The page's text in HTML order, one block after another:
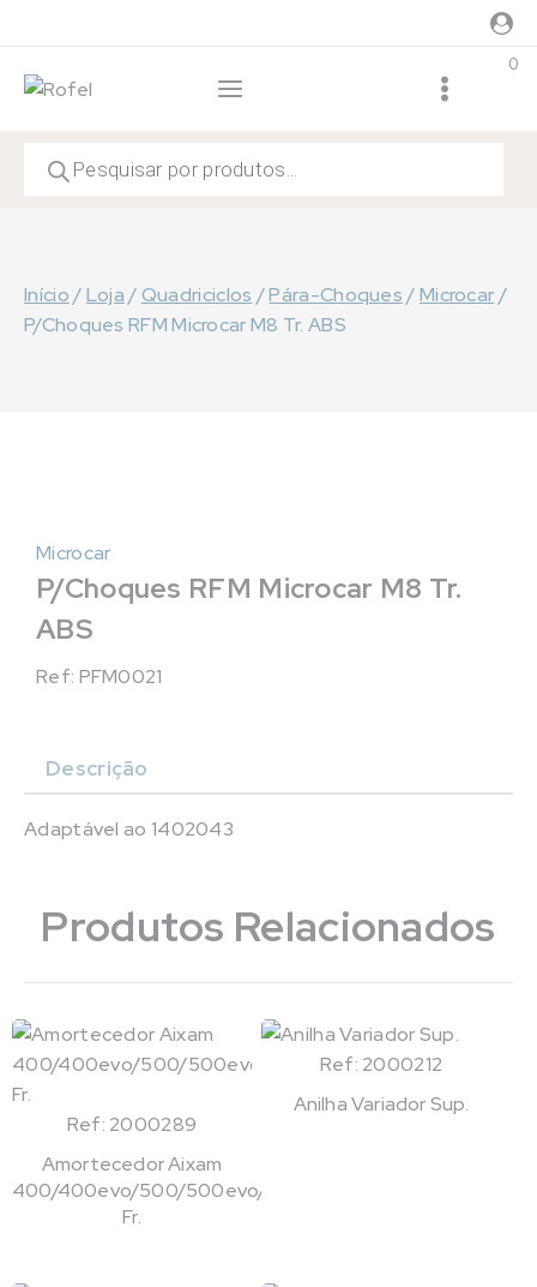
to
content
0
search
Início/Loja /Quadriciclos /Pára-Choques /Microcar/
P/Choques RFM Microcar M8 Tr. ABS
Microcar
P/Choques RFM Microcar M8 Tr.
ABS
Ref: PFM0021
Descrição
Adaptável ao 1402043
Produtos Relacionados
Ref: 2000289
Amortecedor Aixam
400/400evo/500/500evo/721
Fr.
Ref: 2000212
Anilha Variador Sup.